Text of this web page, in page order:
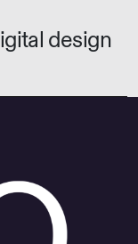
design